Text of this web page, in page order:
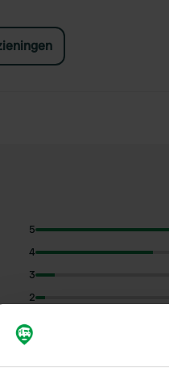
5
4
3
2
om recensies over te lezen: